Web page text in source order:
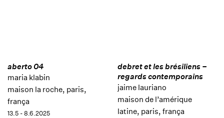
aberto 04
maria klabin
maison la roche, paris,
frança
13.5 - 8.6.2025
debret et les brésiliens –
regards contemporains
jaime lauriano
maison de l’amérique
latine, paris, frança